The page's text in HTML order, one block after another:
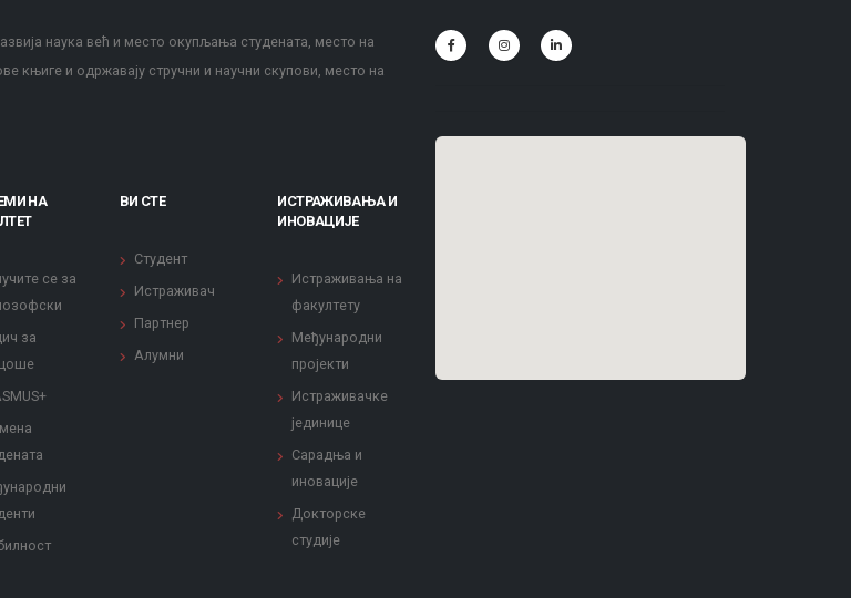
наука већ и место окупљања студената, место на
књиге и одржавају стручни и научни скупови, место на
НА
се за
за
ВИ СТЕ
Студент
Истраживач
Партнер
Алумни
ИСТРАЖИВАЊА И
ИНОВАЦИЈЕ
Истраживања на
факултету
Међународни
пројекти
Истраживачке
јединице
Сарадња и
иновације
Докторске
студије